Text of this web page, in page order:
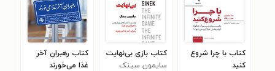
کتاب با چرا شروع
کنید
کتاب بازی بی‌نهایت
سایمون سینک
کتاب رهبران آخر
غذا می‌خورند